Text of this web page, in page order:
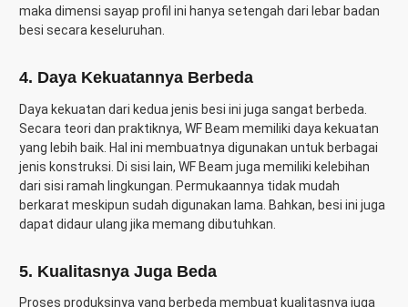
maka dimensi sayap profil ini hanya setengah dari lebar badan
besi secara keseluruhan.
4. Daya Kekuatannya Berbeda
Daya kekuatan dari kedua jenis besi ini juga sangat berbeda.
Secara teori dan praktiknya, WF Beam memiliki daya kekuatan
yang lebih baik. Hal ini membuatnya digunakan untuk berbagai
jenis konstruksi. Di sisi lain, WF Beam juga memiliki kelebihan
dari sisi ramah lingkungan. Permukaannya tidak mudah
berkarat meskipun sudah digunakan lama. Bahkan, besi ini juga
dapat didaur ulang jika memang dibutuhkan.
5. Kualitasnya Juga Beda
Proses produksinya yang berbeda membuat kualitasnya juga